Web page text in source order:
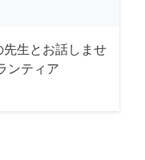
先生とお話しませ
ンティア